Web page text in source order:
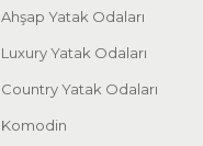
Ahşap Yatak Odaları
Luxury Yatak Odaları
Country Yatak Odaları
Komodin